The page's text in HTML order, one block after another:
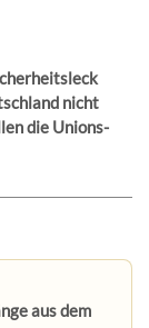
nicht
die Unions-
aus dem